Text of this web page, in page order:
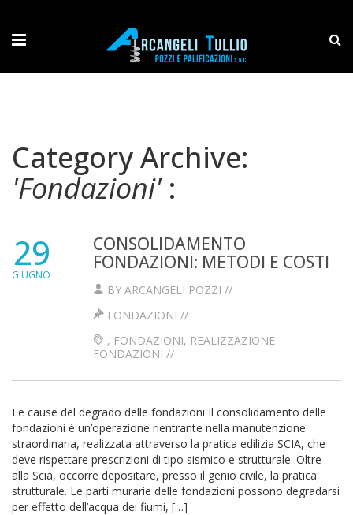
Category Archive:
'Fondazioni':
29
GIUGNO
CONSOLIDAMENTO
FONDAZIONI: METODI E COSTI
BY ARCANGELI POZZI //
FONDAZIONI //
, FONDAZIONI, REALIZZAZIONE
FONDAZIONI //
Le cause del degrado delle fondazioni Il consolidamento delle
fondazioni è un’operazione rientrante nella manutenzione
straordinaria, realizzata attraverso la pratica edilizia SCIA, che
deve rispettare prescrizioni di tipo sismico e strutturale. Oltre
alla Scia, occorre depositare, presso il genio civile, la pratica
strutturale. Le parti murarie delle fondazioni possono degradarsi
per effetto dell’acqua dei fiumi, […]